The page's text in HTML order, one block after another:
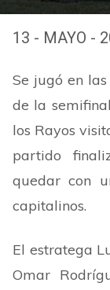
13 - MAYO -
Se jugó en
de la
los Rayos
partido
quedar con
capitalinos.
El estratega
Omar